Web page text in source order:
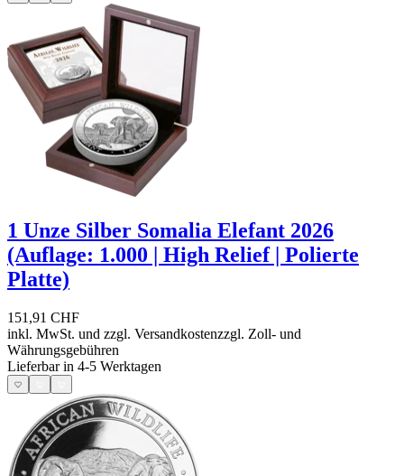
1 Unze Silber Somalia Elefant 2026
(Auflage: 1.000 | High Relief | Polierte
Platte)
151,91 CHF
inkl. MwSt. und zzgl. Versandkostenzzgl. Zoll- und
Währungsgebühren
Lieferbar in 4-5 Werktagen